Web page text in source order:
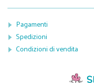
Pagamenti
Spedizioni
Condizioni di vendita